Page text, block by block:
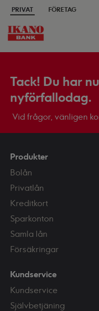
PRIVAT FÖRETAG
Tack! Du har
nyförfallodag.
Vid frågor, vänligen
Produkter
Bolån
Privatlån
Kreditkort
Sparkonton
Samla lån
Försäkringar
Kundservice
Kundservice
Självbetjäning